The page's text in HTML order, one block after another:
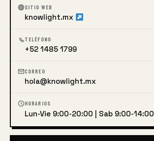
SITIO WEB
knowlight.mx
TELÉFONO
+52 1485 1799
CORREO
hola@knowlight.mx
HORARIOS
Lun-Vie 9:00-20:00 | Sab 9:00-14:00